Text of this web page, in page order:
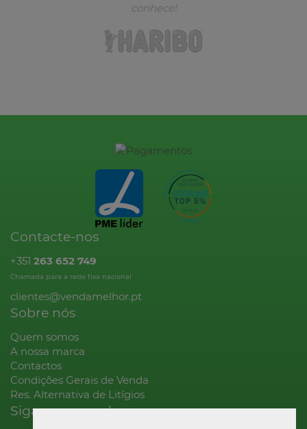
conhece!
Contacte-nos
+351 263 652 749
Chamada para a rede fixa nacional
clientes@vendamelhor.pt
Sobre nós
Quem somos
A nossa marca
Contactos
Condições Gerais de Venda
Res. Alternativa de Litígios
Siga-nos na rede